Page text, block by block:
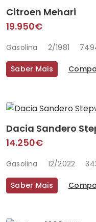
Citroen Mehari
19.950€
Gasolina 2/1981
Saber Mais
Dacia Sandero
14.250€
Gasolina 12/2022
Saber Mais